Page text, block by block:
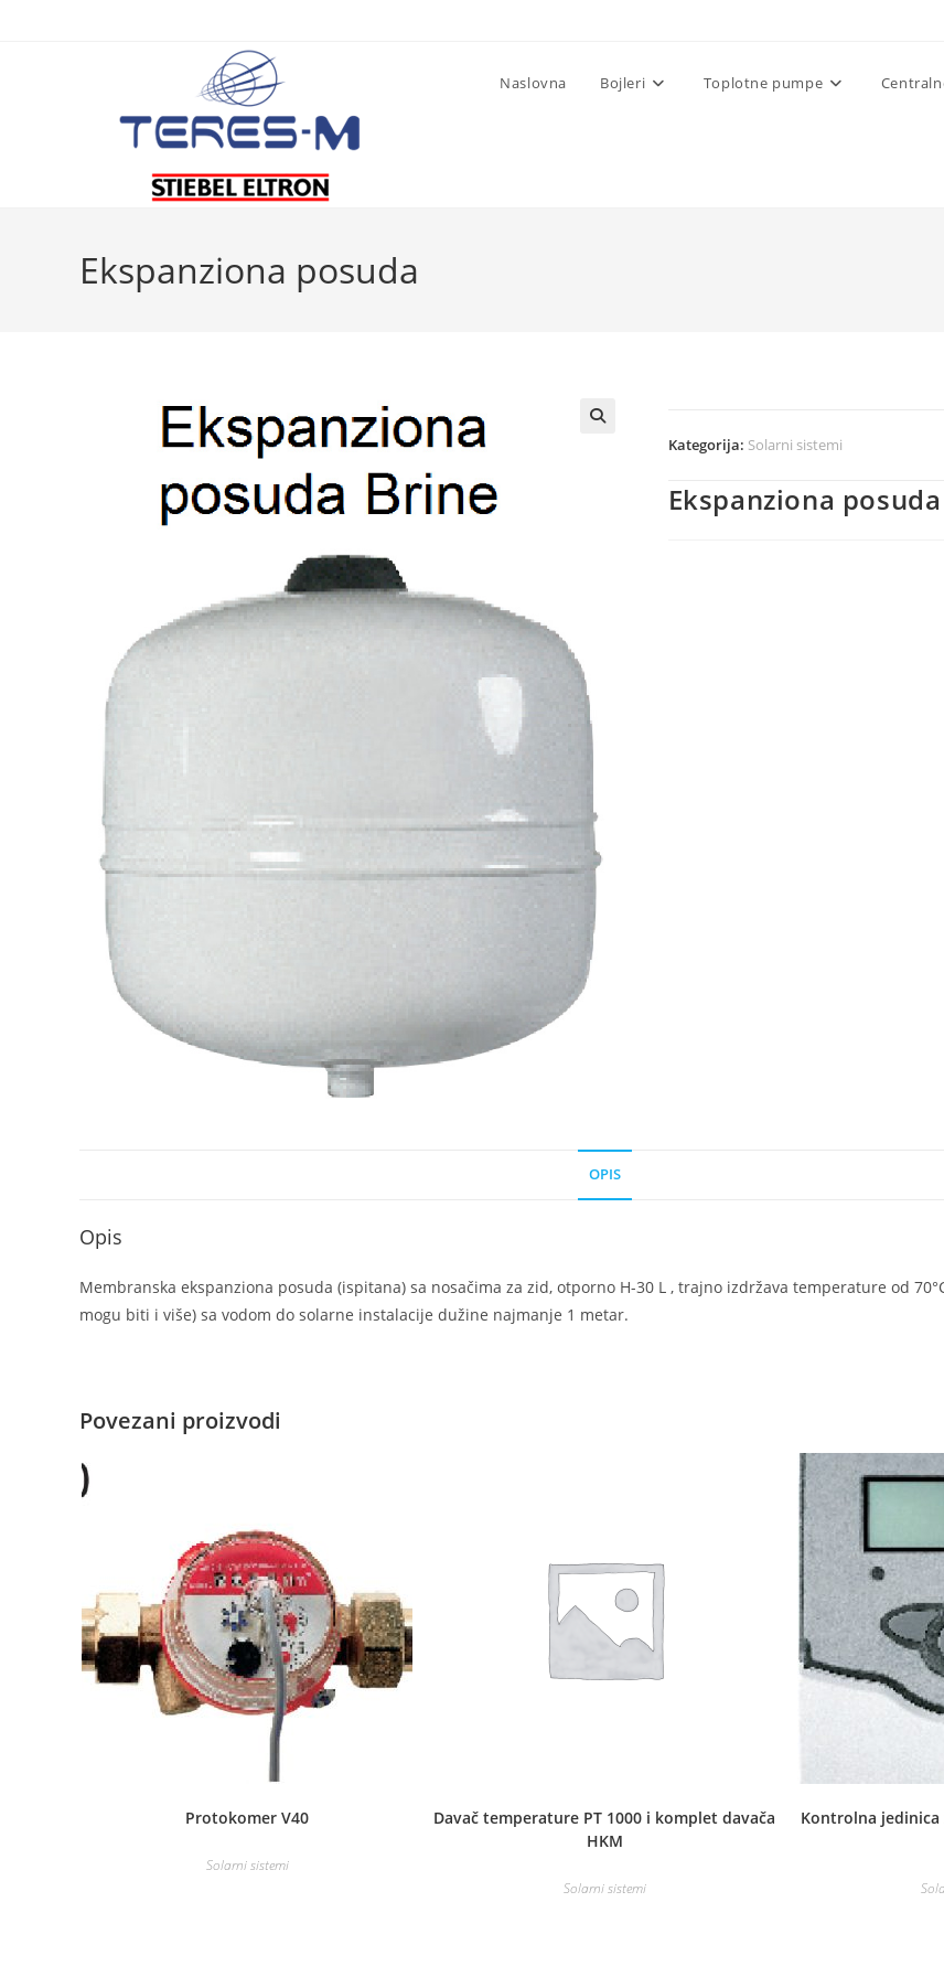
Naslovna Bojleri Toplotne pumpe
Ekspanziona posuda
Kategorija: Solarni sistemi
Ekspanziona posuda
OPIS
Opis
Membranska ekspanziona posuda (ispitana) sa nosačima za zid, otporno H-30 L , trajno izdržava temperature od
mogu biti i više) sa vodom do solarne instalacije dužine najmanje 1 metar.
Povezani proizvodi
Protokomer V40
Solarni sistemi
Davač temperature PT 1000 i komplet davača
HKM
Solarni sistemi
Kontrolna jedinica